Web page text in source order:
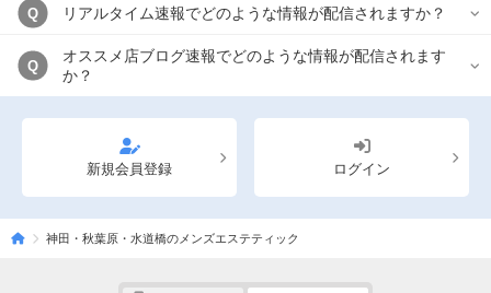
Q リアルタイム速報でどのような情報が配信されますか？
Q
オススメ店ブログ速報でどのような情報が配信されます
か？
新規会員登録 ログイン
神田・秋葉原・水道橋のメンズエステティック